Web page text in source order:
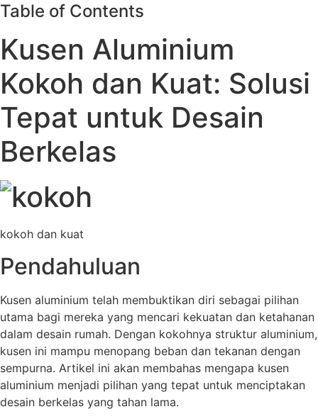
Table of Contents
Kusen Aluminium
Kokoh dan Kuat: Solusi
Tepat untuk Desain
Berkelas
kokoh dan kuat
Pendahuluan
Kusen aluminium telah membuktikan diri sebagai pilihan
utama bagi mereka yang mencari kekuatan dan ketahanan
dalam desain rumah. Dengan kokohnya struktur aluminium,
kusen ini mampu menopang beban dan tekanan dengan
sempurna. Artikel ini akan membahas mengapa kusen
aluminium menjadi pilihan yang tepat untuk menciptakan
desain berkelas yang tahan lama.